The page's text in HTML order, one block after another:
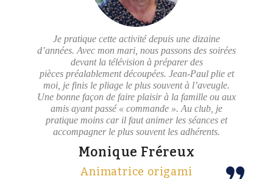
Je pratique cette activité depuis une dizaine
d’années. Avec mon mari, nous passons des soirées
devant la télévision à préparer des
pièces préalablement découpées. Jean-Paul plie et
moi, je finis le pliage le plus souvent à l’aveugle.
Une bonne façon de faire plaisir à la famille ou aux
amis ayant passé « commande ». Au club, je
pratique moins car il faut animer les séances et
accompagner le plus souvent les adhérents.
Monique Fréreux​
Animatrice origami